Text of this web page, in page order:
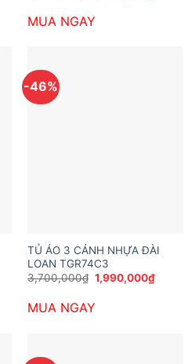
3,253,200₫.
MUA NGAY
-46%
TỦ ÁO 3 CÁNH NHỰA ĐÀI
LOAN TGR74C3
3,700,000₫ Giá
gốc
3,700,000₫.
1,990,000₫Giá
hiện
MUA NGAY